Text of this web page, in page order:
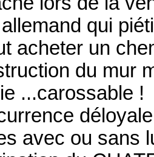
qui
acheter un
du mur
...carossable !
déloyale
avec ou sans